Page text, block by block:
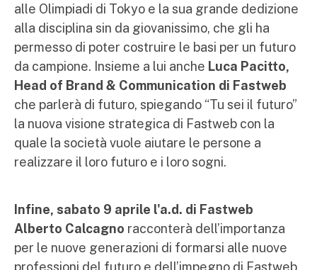
alle Olimpiadi di Tokyo e la sua grande dedizione
alla disciplina sin da giovanissimo, che gli ha
permesso di poter costruire le basi per un futuro
da campione. Insieme a lui anche Luca Pacitto,
Head of Brand & Communication di Fastweb
che parlerà di futuro, spiegando “Tu sei il futuro”
la nuova visione strategica di Fastweb con la
quale la società vuole aiutare le persone a
realizzare il loro futuro e i loro sogni.
Infine, sabato 9 aprile l'a.d. di Fastweb
Alberto Calcagno racconterà dell’importanza
per le nuove generazioni di formarsi alle nuove
professioni del futuro e dell’impegno di Fastweb